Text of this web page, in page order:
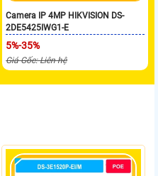
Camera IP 4MP HIKVISION DS-
2DE5425IWG1-E
5%-35%
Giá Gốc: Liên hệ